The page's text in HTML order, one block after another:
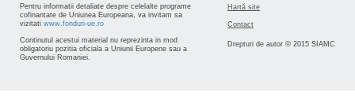
Pentru informatii detaliate despre celelalte programe
cofinantate de Uniunea Europeana, va invitam sa
vizitati www.fonduri-ue.ro
Continutul acestui material nu reprezinta in mod
obligatoriu pozitia oficiala a Uniunii Europene sau a
Guvernului Romaniei.
Hartă site
Contact
Drepturi de autor © 2015 SIAMC